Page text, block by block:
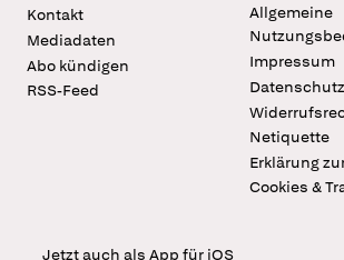
Kontakt
Mediadaten
Abo kündigen
RSS-Feed
Allgemeine
Impressum
Datenschutz
Netiquette
Erklärung
Cookies &
Jetzt auch als App für iOS